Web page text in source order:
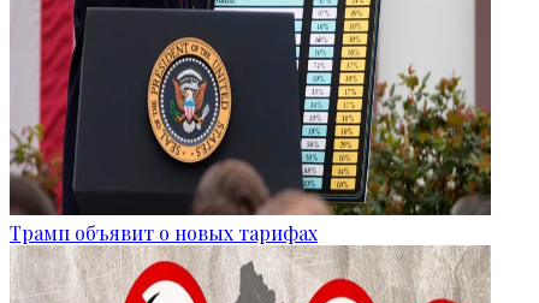
Трамп объявит о новых тарифах